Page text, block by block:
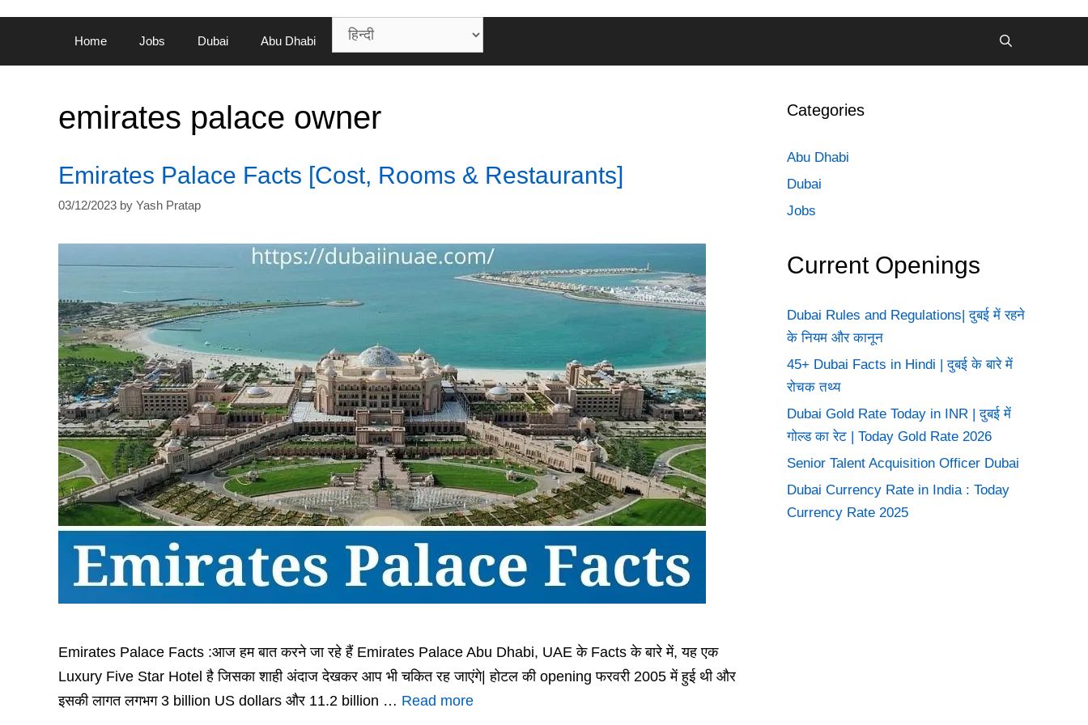
Home Jobs Dubai Abu Dhabi
emirates palace owner
Emirates Palace Facts [Cost, Rooms & Restaurants]
03/12/2023 by Yash Pratap
Emirates Palace Facts :आज हम बात करने जा रहे हैं Emirates Palace Abu Dhabi, UAE के Facts के बारे में, यह एक
Luxury Five Star Hotel है जिसका शाही अंदाज देखकर आप भी चकित रह जाएंगे| होटल की opening फरवरी 2005 में हुई थी और
इसकी लागत लगभग 3 billion US dollars और 11.2 billion … Read more
Categories
Abu Dhabi
Dubai
Jobs
Current Openings
Dubai Rules and Regulations| दुबई में रहने
के नियम और कानून
45+ Dubai Facts in Hindi | दुबई के बारे में
रोचक तथ्य
Dubai Gold Rate Today in INR | दुबई में
गोल्ड का रेट | Today Gold Rate 2026
Senior Talent Acquisition Officer Dubai
Dubai Currency Rate in India : Today
Currency Rate 2025